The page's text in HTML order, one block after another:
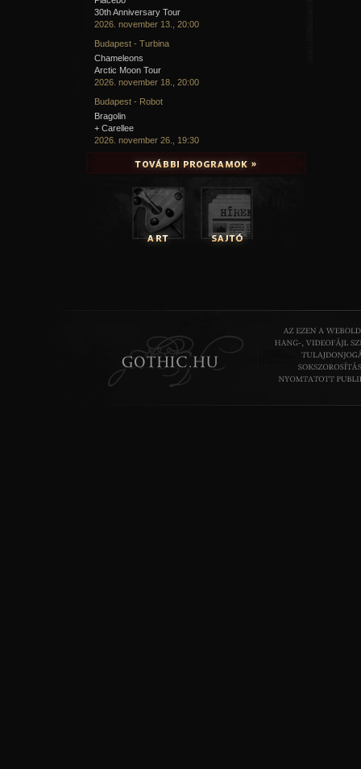
30th Anniversary Tour
2026. november 13., 20:00
Budapest - Turbina
Chameleons
Arctic Moon Tour
2026. november 18., 20:00
Budapest - Robot
Bragolin
+ Carellee
2026. november 26., 19:30